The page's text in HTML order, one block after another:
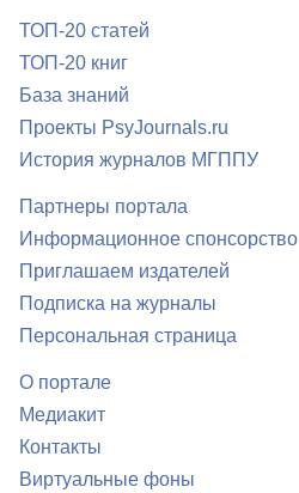
ТОП-20 статей
ТОП-20 книг
База знаний
Проекты PsyJournals.ru
История журналов МГППУ
Партнеры портала
Информационное спонсорство
Приглашаем издателей
Подписка на журналы
Персональная страница
О портале
Медиакит
Контакты
Виртуальные фоны